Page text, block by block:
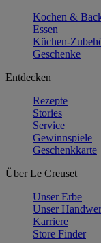
Kochen &
Essen
Küchen-
Geschenke
Entdecken
Rezepte
Stories
Service
Gewinnspiele
Geschenkkarte
Über Le Creuset
Unser Erbe
Unser
Karriere
Store Finder